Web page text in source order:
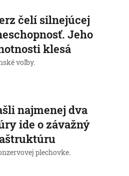
čelí silnejúcej
Jeho
klesá
voľby.
najmenej dva
ide o závažný
plechovke.